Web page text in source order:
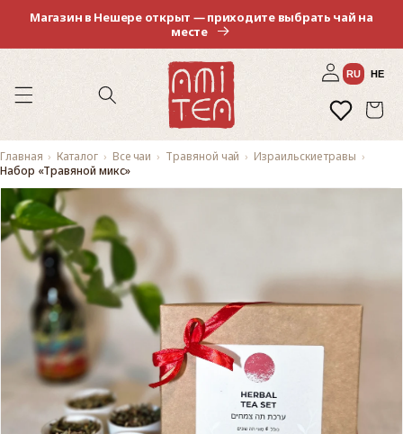
Магазин в Нешере открыт — приходите выбрать чай на
месте
RU HE
Войти
Избранное
Корзина
Главная Каталог Все чаи Травяной чай
Израильские травы
Набор «Травяной микс»
Перейти к
информации
о продукте